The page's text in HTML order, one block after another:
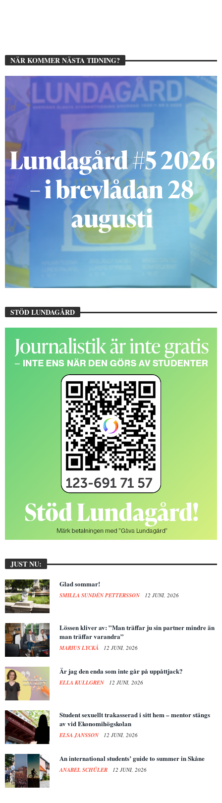
NÄR KOMMER NÄSTA TIDNING?
STÖD LUNDAGÅRD
JUST NU:
Glad sommar!
SMILLA SUNDÉN PETTERSSON 12 JUNI, 2026
Lössen kliver av: ”Man träffar ju sin partner mindre än
man träffar varandra”
MARIUS LYCKÅ 12 JUNI, 2026
Är jag den enda som inte går på uppåttjack?
ELLA KULLGREN 12 JUNI, 2026
Student sexuellt trakasserad i sitt hem – mentor stängs
av vid Ekonomihögskolan
ELSA JANSSON 12 JUNI, 2026
An international students’ guide to summer in Skåne
ANABEL SCHÜLER 12 JUNI, 2026